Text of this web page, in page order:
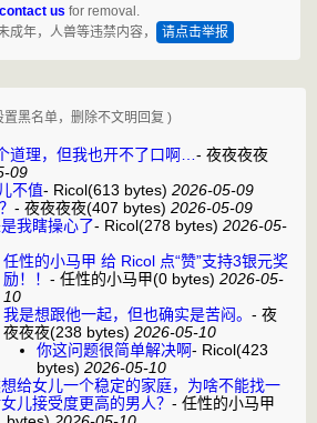
contact us for removal.
成年，人兽等违禁内容，
请点击举报
置黑名单，删除不文明回复 )
道理，但我也开不了口啊… - 夜夜夜夜
09
不值- Ricol(613 bytes) 2026-05-09
- 夜夜夜夜(407 bytes) 2026-05-09
我瞎操心了- Ricol(278 bytes) 2026-05-
任性的小马甲 给 Ricol 点“赞”支持3银元奖
励！！ - 任性的小马甲(0 bytes) 2026-05-
10
我是想跟他一起，但也确实是苦闷。 - 夜
夜夜夜(238 bytes) 2026-05-10
你这问题很简单解决啊- Ricol(423
bytes) 2026-05-10
给女儿一个稳定的家庭，为啥不能找一
儿接受度更高的男人？ - 任性的小马甲